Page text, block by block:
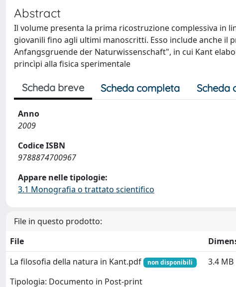
Abstract
Il volume presenta la prima ricostruzione complessiva in
giovanili fino agli ultimi manoscritti. Esso include anche
Anfangsgruende der Naturwissenschaft", in cui Kant
princìpi alla fisica sperimentale
Scheda breve Scheda completa Scheda
Anno
2009
Codice ISBN
9788874700967
Appare nelle tipologie:
3.1 Monografia o trattato scientifico
File in questo prodotto:
File
La filosofia della natura in Kant.pdf
non disponibili
Tipologia: Documento in Post-print
3.4 MB